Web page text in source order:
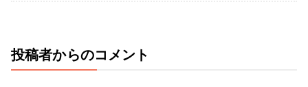
投稿者からのコメント